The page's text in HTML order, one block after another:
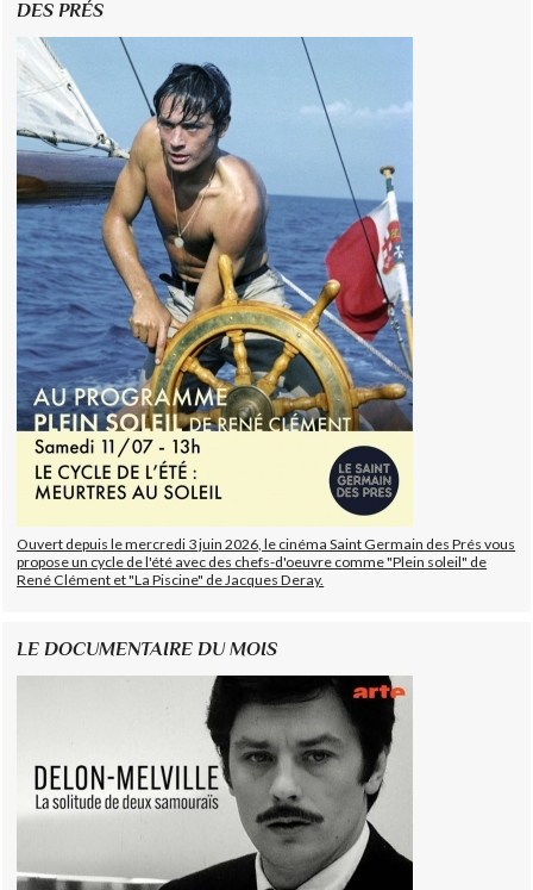
DES PRÉS
Ouvert depuis le mercredi 3 juin 2026, le cinéma Saint Germain des Prés vous
propose un cycle de l'été avec des chefs-d'oeuvre comme "Plein soleil" de
René Clément et "La Piscine" de Jacques Deray.
LE DOCUMENTAIRE DU MOIS